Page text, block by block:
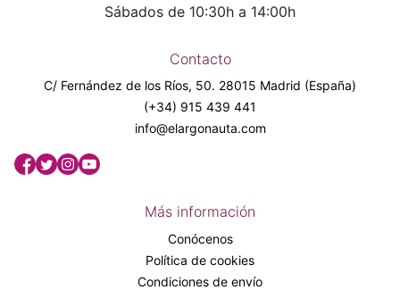
Sábados de 10:30h a 14:00h
Contacto
C/ Fernández de los Ríos, 50. 28015 Madrid (España)
(+34) 915 439 441
info@elargonauta.com
Más información
Conócenos
Política de cookies
Condiciones de envío